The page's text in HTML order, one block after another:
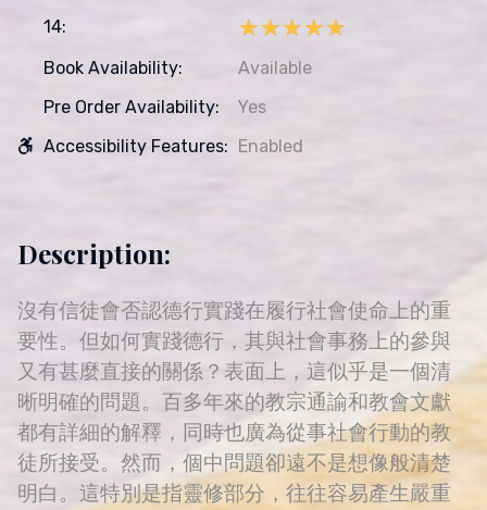
14:
★★★★★
★★★★★
Book Availability:
Available
Pre Order Availability:
Yes
Accessibility Features: Enabled
Description:
沒有信徒會否認德行實踐在履行社會使命上的重
要性。但如何實踐德行，其與社會事務上的參與
又有甚麼直接的關係？表面上，這似乎是一個清
晰明確的問題。百多年來的教宗通諭和教會文獻
都有詳細的解釋，同時也廣為從事社會行動的教
徒所接受。然而，個中問題卻遠不是想像般清楚
明白。這特別是指靈修部分，往往容易產生嚴重